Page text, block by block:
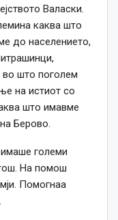
Валаски.
каква што
до населението,
во што поголем
на истиот со
што имавме
Берово.
големи
На помош
Помогнаа